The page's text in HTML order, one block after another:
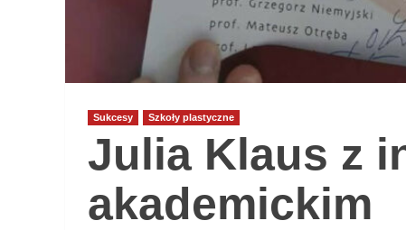
Sukcesy Szkoły plastyczne
Julia Klaus z
akademickim